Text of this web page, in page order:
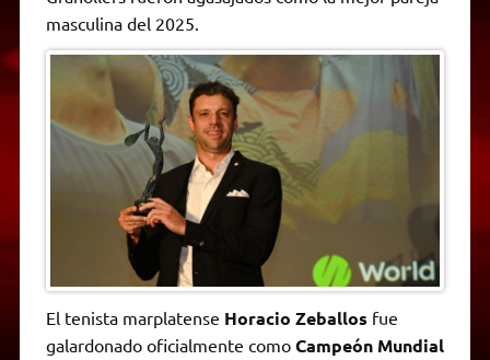
p
p
r
a
m
r
o
o
k
n
g
e
r
i
k
i
n
d
l
y
masculina del 2025.
El tenista marplatense Horacio Zeballos fue
galardonado oficialmente como Campeón Mundial